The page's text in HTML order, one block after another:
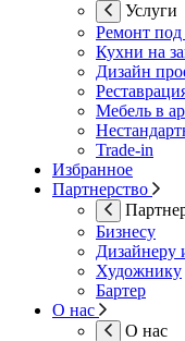
Услуги
Ремонт
Кухни на
Дизайн
Мебель в
Trade-in
Избранное
Партнерство
Бизнесу
Дизайнеру
Художнику
Бартер
О нас
О нас